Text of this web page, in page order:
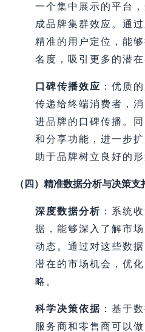
一个集中展示的平台
成品牌集群效应。通
精准的用户定位，能
名度，吸引更多的潜在
口碑传播效应 ：优质
传递给终端消费者，
进品牌的口碑传播。
和分享功能，进一步
助于品牌树立良好的形
（四）精准数据分析与决策支
深度数据分析 ：系统
据，能够深入了解市
动态。通过对这些数
潜在的市场机会，优
略。
科学决策依据 ：基于
服务商和零售商可以